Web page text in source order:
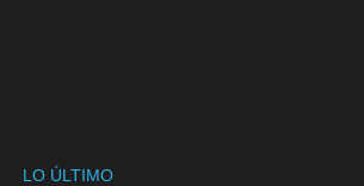
LO ÚLTIMO